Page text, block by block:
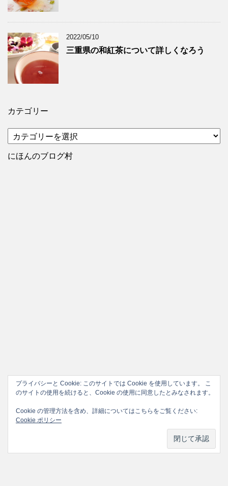
2022/05/10
三重県の和紅茶について詳しくなろう
カテゴリー
テ
ゴ
にほんのブログ村
プライバシーと Cookie: このサイトでは Cookie を使用しています。 こ
のサイトの使用を続けると、Cookie の使用に同意したとみなされます。
Cookie の管理方法を含め、詳細についてはこちらをご覧ください:
Cookie ポリシー